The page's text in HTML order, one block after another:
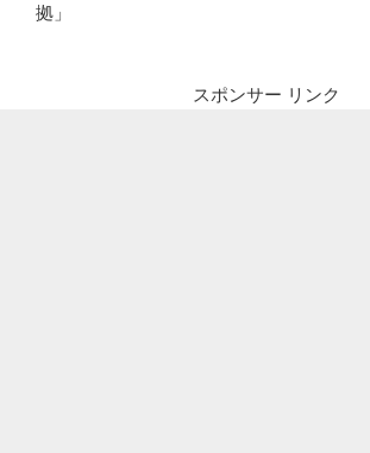
拠」
スポンサー リンク